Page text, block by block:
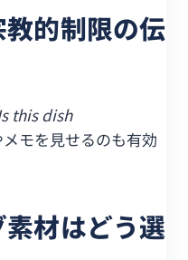
的制限の伝
this dish
モを見せるのも有効
材はどう選